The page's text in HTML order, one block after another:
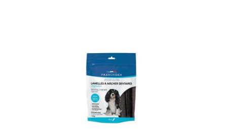
KRÁLÍCI/HLODAVCI/PTÁCI